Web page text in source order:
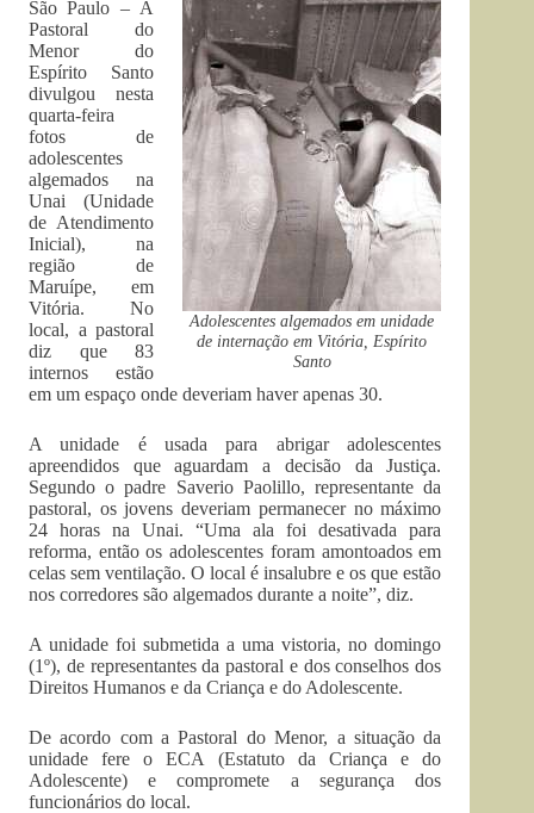
Adolescentes algemados em unidade
de internação em Vitória, Espírito
Santo
São Paulo – A
Pastoral do
Menor do
Espírito Santo
divulgou nesta
quarta-feira
fotos de
adolescentes
algemados na
Unai (Unidade
de Atendimento
Inicial), na
região de
Maruípe, em
Vitória. No
local, a pastoral
diz que 83
internos estão
em um espaço onde deveriam haver apenas 30.
A unidade é usada para abrigar adolescentes
apreendidos que aguardam a decisão da Justiça.
Segundo o padre Saverio Paolillo, representante da
pastoral, os jovens deveriam permanecer no máximo
24 horas na Unai. “Uma ala foi desativada para
reforma, então os adolescentes foram amontoados em
celas sem ventilação. O local é insalubre e os que estão
nos corredores são algemados durante a noite”, diz.
A unidade foi submetida a uma vistoria, no domingo
(1º), de representantes da pastoral e dos conselhos dos
Direitos Humanos e da Criança e do Adolescente.
De acordo com a Pastoral do Menor, a situação da
unidade fere o ECA (Estatuto da Criança e do
Adolescente) e compromete a segurança dos
funcionários do local.